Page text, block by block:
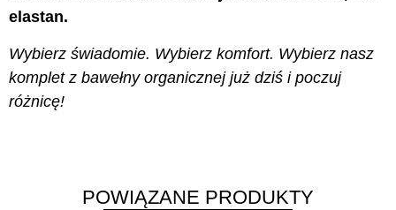
elastan.
Wybierz świadomie. Wybierz komfort. Wybierz nasz
komplet z bawełny organicznej już dziś i poczuj
różnicę!
POWIĄZANE PRODUKTY